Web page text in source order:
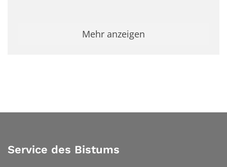
Mehr anzeigen
Service des Bistums